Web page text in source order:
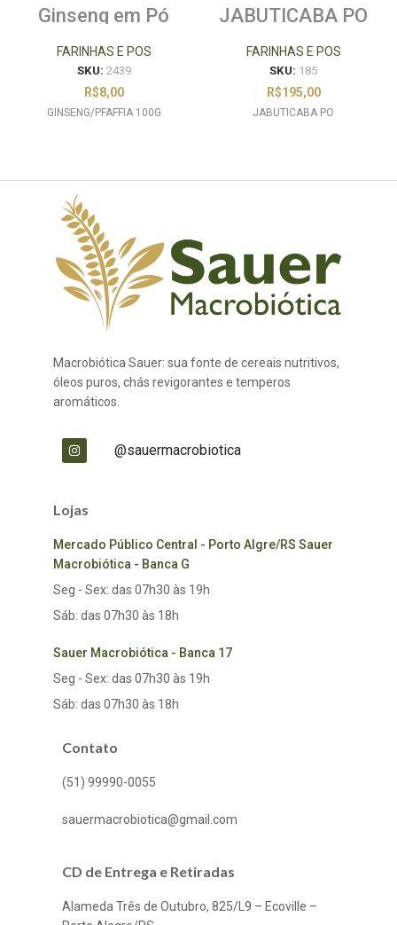
Ginseng em Pó
100g
FARINHAS E POS
SKU: 2439
R$8,00
GINSENG/PFAFFIA 100G
JABUTICABA PO
FARINHAS E POS
SKU: 185
R$195,00
JABUTICABA PO
Macrobiótica Sauer: sua fonte de cereais nutritivos,
óleos puros, chás revigorantes e temperos
aromáticos.
@sauermacrobiotica
Lojas
Mercado Público Central - Porto Algre/RS Sauer
Macrobiótica - Banca G
Seg - Sex: das 07h30 às 19h
Sáb: das 07h30 às 18h
Sauer Macrobiótica - Banca 17
Seg - Sex: das 07h30 às 19h
Sáb: das 07h30 às 18h
Contato
(51) 99990-0055
sauermacrobiotica@gmail.com
CD de Entrega e Retiradas
Alameda Três de Outubro, 825/L9 – Ecoville –